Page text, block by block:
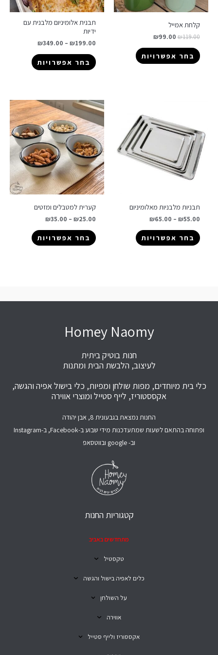
קלחת אמייל
₪119.00
₪99.00
בחר אפשרויות
תבנית אלומיניום מלבנית עם
ידיות
₪199.00
–
₪349.00
בחר אפשרויות
תבניות מלבניות מאלומיניום
₪55.00
–
₪65.00
בחר אפשרויות
קערית למטבלים ומזטים
₪25.00
–
₪35.00
בחר אפשרויות
Homey Naomy
חנות בוטיק ביתית
לעיצוב, הלבשת הבית ומתנות
כלי בית מיוחדים, מפות שולחן ומפיות, כלי בישול אפיה והגשה,
אקססטוריז, לייף סטייל ומוצרי אווירה
החנות נמצאת בגבעונית 8, אבן יהודה
ופתוחה בהתאם לשעות שמתעדכנות מידי שבוע ב-Facebook, ב-Instagram
וב- google ובווטסאפ
קטגוריות החנות
מתחדשים באביב
טקסטיל
כלים לאפיה בישול והגשה
על השולחן
אווירה
אקססוריז ולייף סטייל